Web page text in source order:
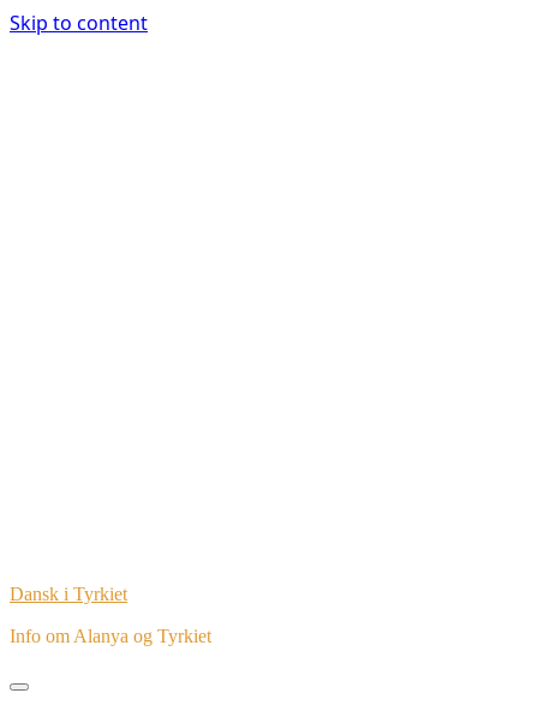
Skip to content
Dansk i Tyrkiet
Info om Alanya og Tyrkiet